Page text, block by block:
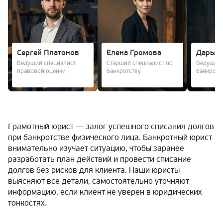
Сергей Платонов
Ведущий специалист
правовой оценки
Елена Громова
Старший специалист по
банкротству
Дарья
Ведущий
Грамотный юрист — залог успешного списания долгов
при банкротстве физического лица. Банкротный юрист
внимательно изучает ситуацию, чтобы заранее
разработать план действий и провести списание
долгов без рисков для клиента. Наши юристы
выясняют все детали, самостоятельно уточняют
информацию, если клиент не уверен в юридических
тонкостях.